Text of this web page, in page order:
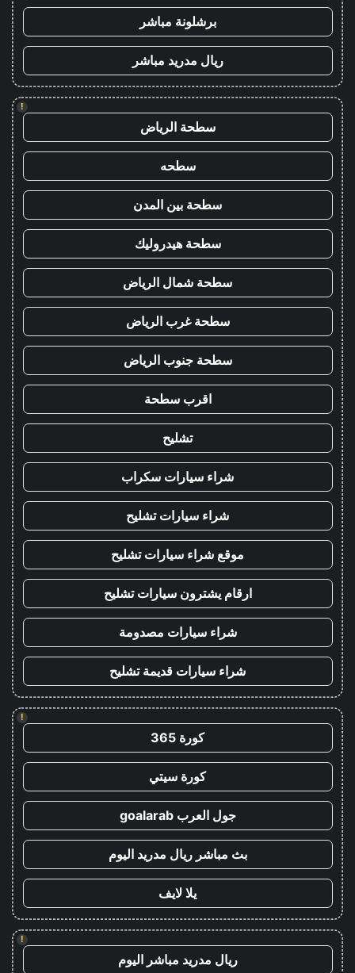
برشلونة مباشر
ريال مدريد مباشر
!
سطحة الرياض
سطحه
سطحة بين المدن
سطحة هيدروليك
سطحة شمال الرياض
سطحة غرب الرياض
سطحة جنوب الرياض
اقرب سطحة
تشليح
شراء سيارات سكراب
شراء سيارات تشليح
موقع شراء سيارات تشليح
ارقام يشترون سيارات تشليح
شراء سيارات مصدومة
شراء سيارات قديمة تشليح
!
كورة 365
كورة سيتي
جول العرب goalarab
بث مباشر ريال مدريد اليوم
يلا لايف
!
ريال مدريد مباشر اليوم